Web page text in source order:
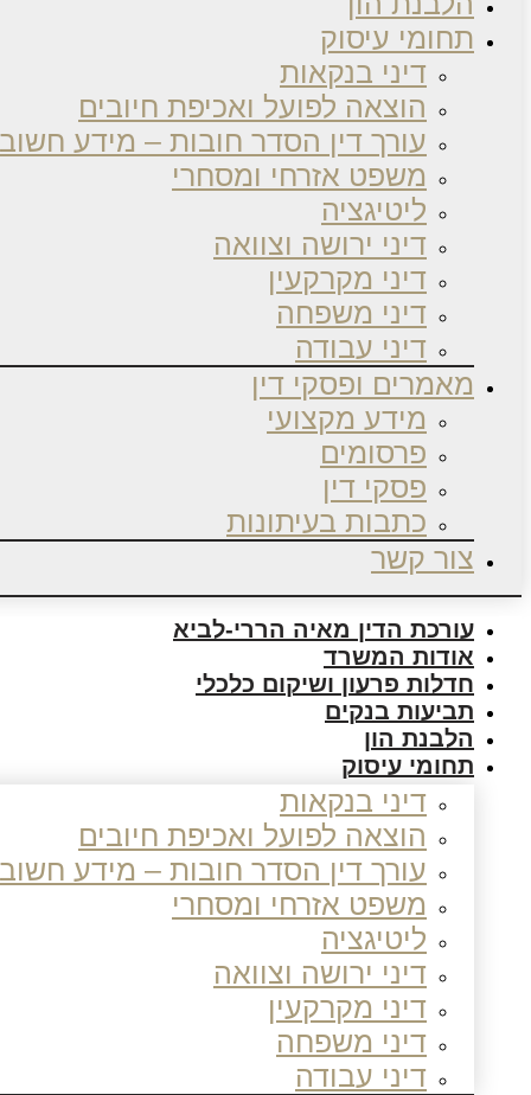
תחומי עיסוק
דיני בנקאות
הוצאה לפועל ואכיפת חיובים
עורך דין הסדר חובות – מידע
משפט אזרחי ומסחרי
ליטיגציה
דיני ירושה וצוואה
דיני מקרקעין
דיני משפחה
דיני עבודה
מאמרים ופסקי דין
מידע מקצועי
פרסומים
פסקי דין
כתבות בעיתונות
צור קשר
עורכת הדין מאיה הררי-לביא
אודות המשרד
חדלות פרעון ושיקום כלכלי
תביעות בנקים
הלבנת הון
תחומי עיסוק
דיני בנקאות
הוצאה לפועל ואכיפת חיובים
עורך דין הסדר חובות – מידע
משפט אזרחי ומסחרי
ליטיגציה
דיני ירושה וצוואה
דיני מקרקעין
דיני משפחה
דיני עבודה